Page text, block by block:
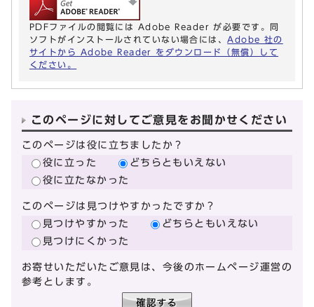
PDFファイルの閲覧には Adobe Reader が必要です。同
ソフトがインストールされていない場合には、 Adobe 社の
サイトから Adobe Reader をダウンロード（無償）して
ください。
このページに対してご意見をお聞かせください
このページは役に立ちましたか？
役に立った
どちらともいえない
役に立たなかった
このページは見つけやすかったですか？
見つけやすかった
どちらともいえない
見つけにくかった
お寄せいただいたご意見は、今後のホームページ運営の
参考とします。